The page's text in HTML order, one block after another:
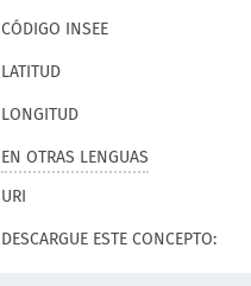
CÓDIGO INSEE
LATITUD
LONGITUD
EN OTRAS LENGUAS
URI
DESCARGUE ESTE CONCEPTO: